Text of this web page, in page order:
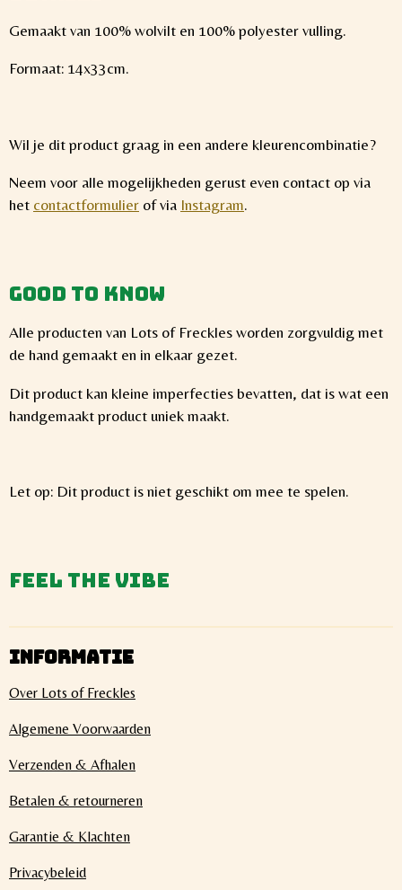
Gemaakt van 100% wolvilt en 100% polyester vulling.
Formaat: 14x33cm.
Wil je dit product graag in een andere kleurencombinatie?
Neem voor alle mogelijkheden gerust even contact op via
het contactformulier of via Instagram.
Good to know
Alle producten van Lots of Freckles worden zorgvuldig met
de hand gemaakt en in elkaar gezet.
Dit product kan kleine imperfecties bevatten, dat is wat een
handgemaakt product uniek maakt.
Let op: Dit product is niet geschikt om mee te spelen.
Feel the vibe
INFORMATIE
Over Lots of Freckles
Algemene Voorwaarden
Verzenden & Afhalen
Betalen & retourneren
Garantie & Klachten
Privacybeleid